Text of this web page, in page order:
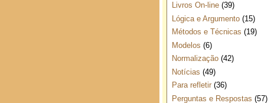
Livros On-line (39)
Lógica e Argumento (15)
Métodos e Técnicas (19)
Modelos (6)
Normalização (42)
Notícias (49)
Para refletir (36)
Perguntas e Respostas (57)